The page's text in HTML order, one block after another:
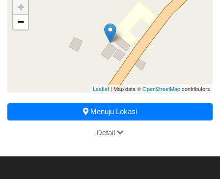
+
−
Leaflet | Map data ©OpenStreetMapcontributors
Menuju Lokasi
Detail